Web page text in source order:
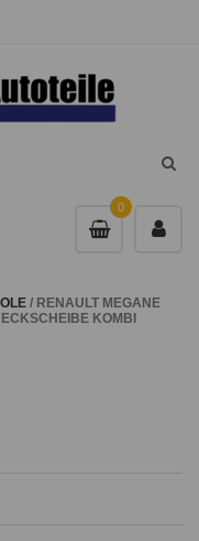
0
/ RENAULT MEGANE
KOMBI